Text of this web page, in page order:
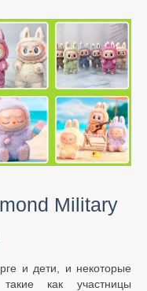
Military
и дети, и некоторые
как участницы